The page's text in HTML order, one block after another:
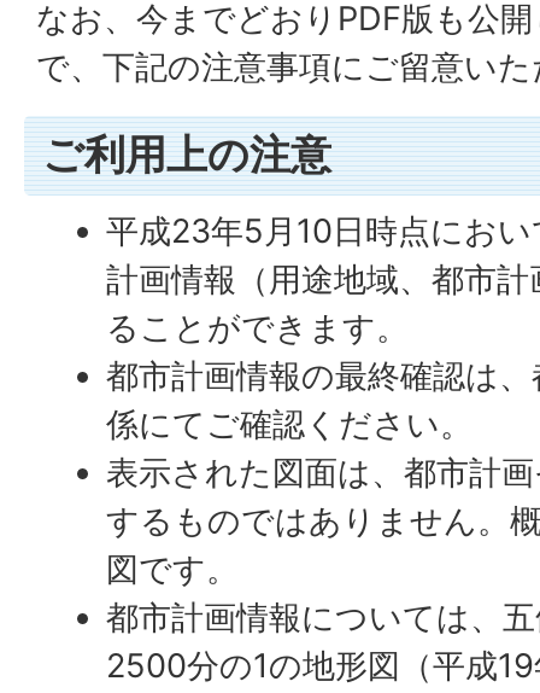
なお、今までどおりPDF版も公
で、下記の注意事項にご留意い
ご利用上の注意
平成23年5月10日時点にお
計画情報（用途地域、都市
ることができます。
都市計画情報の最終確認は
係にてご確認ください。
表示された図面は、都市計
するものではありません。
図です。
都市計画情報については、
2500分の1の地形図（平成